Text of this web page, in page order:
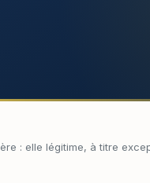
: elle légitime, à titre